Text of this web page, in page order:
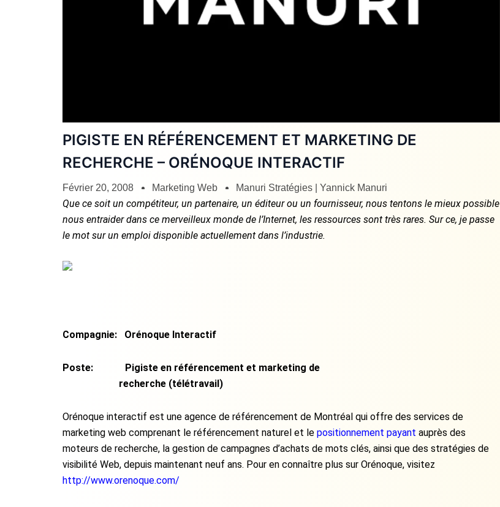
PIGISTE EN RÉFÉRENCEMENT ET MARKETING DE
RECHERCHE – ORÉNOQUE INTERACTIF
Février 20, 2008 Marketing Web Manuri Stratégies | Yannick Manuri
Que ce soit un compétiteur, un partenaire, un éditeur ou un fournisseur, nous tentons le mieux possible
nous entraider dans ce merveilleux monde de l’Internet, les ressources sont très rares. Sur ce, je passe
le mot sur un emploi disponible actuellement dans l’industrie.
Compagnie: Orénoque Interactif
Poste: Pigiste en référencement et marketing de
recherche (télétravail)
Orénoque interactif est une agence de référencement de Montréal qui offre des services de
marketing web comprenant le référencement naturel et le positionnement payant auprès des
moteurs de recherche, la gestion de campagnes d’achats de mots clés, ainsi que des stratégies de
visibilité Web, depuis maintenant neuf ans. Pour en connaître plus sur Orénoque, visitez
http://www.orenoque.com/